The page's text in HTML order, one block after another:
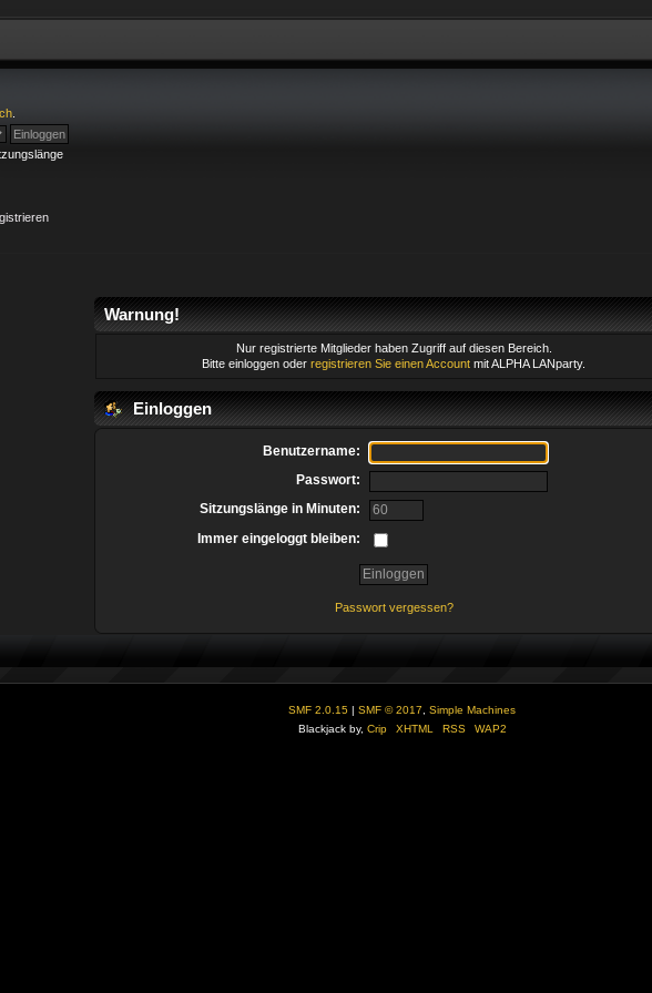
Warnung!
Nur registrierte Mitglieder haben Zugriff auf diesen Bereich.
Bitte einloggen oder registrieren Sie einen Account mit ALPHA LANparty.
Einloggen
Benutzername:
Passwort:
Sitzungslänge in Minuten:
Immer eingeloggt bleiben:
Passwort vergessen?
SMF 2.0.15 | SMF © 2017
Simple Machines
Blackjack by, Crip XHTML RSS WAP2